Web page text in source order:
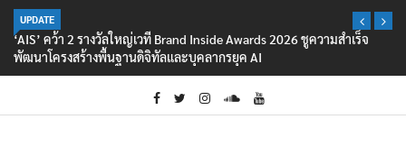
UPDATE
‘AIS’ คว้า 2 รางวัลใหญ่เวที Brand Inside Awards 2026 ชูความสำเร็จ
พัฒนาโครงสร้างพื้นฐานดิจิทัลและบุคลากรยุค AI